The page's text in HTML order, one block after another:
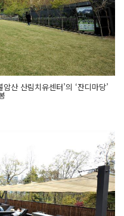
산 산림치유센터’의 ‘잔디마당’